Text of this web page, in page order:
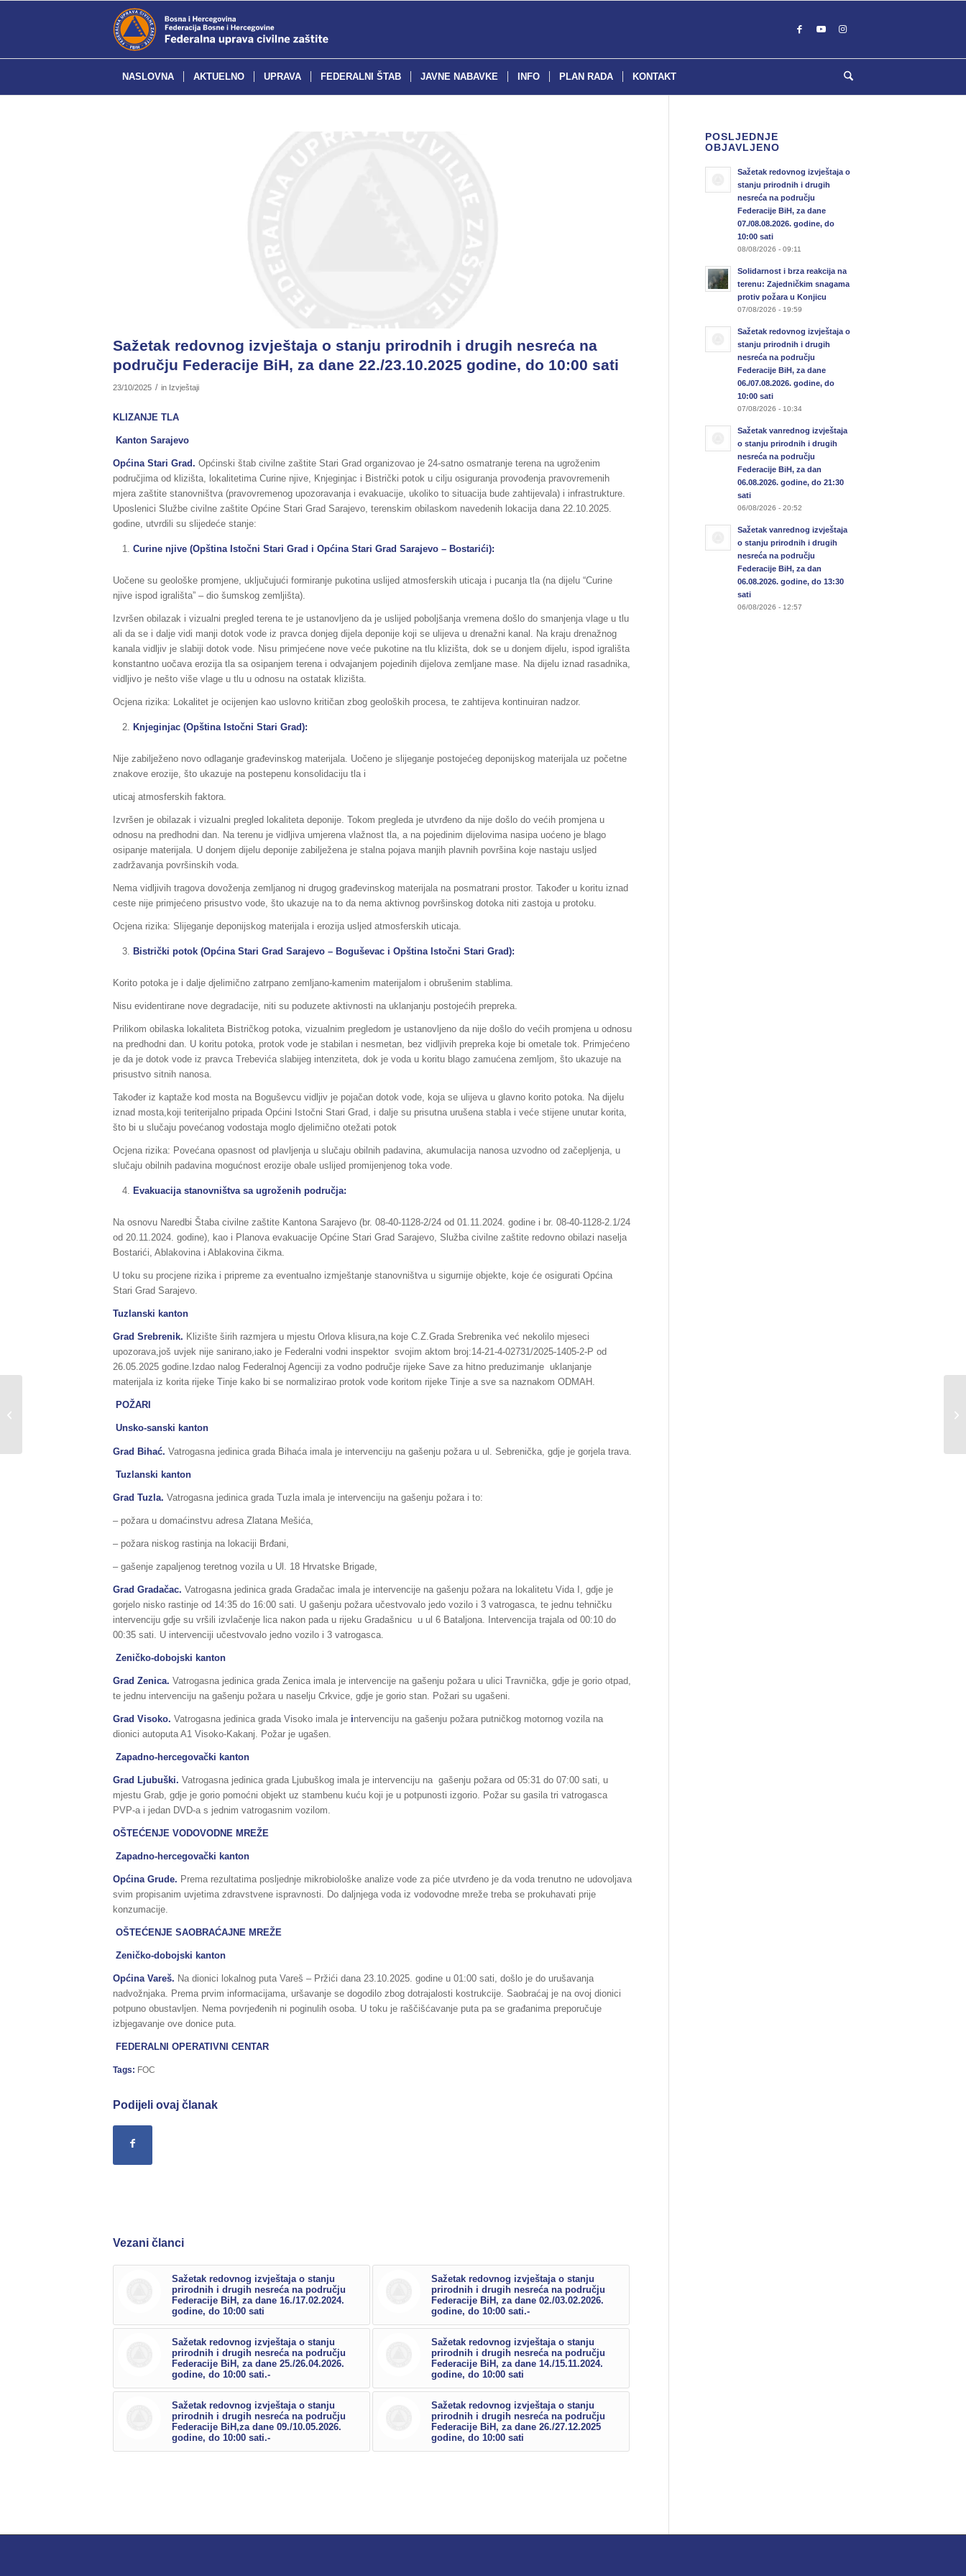
NASLOVNA AKTUELNO UPRAVA FEDERALNI ŠTAB JAVNE NABAVKE INFO PLAN RADA KONTAKT
Sažetak redovnog izvještaja o stanju prirodnih i drugih nesreća na
području Federacije BiH, za dane 22./23.10.2025 godine, do 10:00 sati
23/10/2025 / in Izvještaji
KLIZANJE TLA
Kanton Sarajevo
Općina Stari Grad. Općinski štab civilne zaštite Stari Grad organizovao je 24-satno osmatranje terena na ugroženim
područjima od klizišta, lokalitetima Curine njive, Knjeginjac i Bistrički potok u cilju osiguranja provođenja pravovremenih
mjera zaštite stanovništva (pravovremenog upozoravanja i evakuacije, ukoliko to situacija bude zahtijevala) i infrastrukture.
Uposlenici Službe civilne zaštite Općine Stari Grad Sarajevo, terenskim obilaskom navedenih lokacija dana 22.10.2025.
godine, utvrdili su slijedeće stanje:
Curine njive (Opština Istočni Stari Grad i Općina Stari Grad Sarajevo – Bostarići):
Uočene su geološke promjene, uključujući formiranje pukotina uslijed atmosferskih uticaja i pucanja tla (na dijelu “Curine
njive ispod igrališta” – dio šumskog zemljišta).
Izvršen obilazak i vizualni pregled terena te je ustanovljeno da je uslijed poboljšanja vremena došlo do smanjenja vlage u tlu
ali da se i dalje vidi manji dotok vode iz pravca donjeg dijela deponije koji se ulijeva u drenažni kanal. Na kraju drenažnog
kanala vidljiv je slabiji dotok vode. Nisu primjećene nove veće pukotine na tlu klizišta, dok se u donjem dijelu, ispod igrališta
konstantno uočava erozija tla sa osipanjem terena i odvajanjem pojedinih dijelova zemljane mase. Na dijelu iznad rasadnika,
vidljivo je nešto više vlage u tlu u odnosu na ostatak klizišta.
Ocjena rizika: Lokalitet je ocijenjen kao uslovno kritičan zbog geoloških procesa, te zahtijeva kontinuiran nadzor.
Knjeginjac (Opština Istočni Stari Grad):
Nije zabilježeno novo odlaganje građevinskog materijala. Uočeno je slijeganje postojećeg deponijskog materijala uz početne
znakove erozije, što ukazuje na postepenu konsolidaciju tla i
uticaj atmosferskih faktora.
Izvršen je obilazak i vizualni pregled lokaliteta deponije. Tokom pregleda je utvrđeno da nije došlo do većih promjena u
odnosu na predhodni dan. Na terenu je vidljiva umjerena vlažnost tla, a na pojedinim dijelovima nasipa uoćeno je blago
osipanje materijala. U donjem dijelu deponije zabilježena je stalna pojava manjih plavnih površina koje nastaju usljed
zadržavanja površinskih voda.
Nema vidljivih tragova dovoženja zemljanog ni drugog građevinskog materijala na posmatrani prostor. Također u koritu iznad
ceste nije primjećeno prisustvo vode, što ukazuje na to da nema aktivnog površinskog dotoka niti zastoja u protoku.
Ocjena rizika: Slijeganje deponijskog materijala i erozija usljed atmosferskih uticaja.
Bistrički potok (Općina Stari Grad Sarajevo – Boguševac i Opština Istočni Stari Grad):
Korito potoka je i dalje djelimično zatrpano zemljano-kamenim materijalom i obrušenim stablima.
Nisu evidentirane nove degradacije, niti su poduzete aktivnosti na uklanjanju postojećih prepreka.
Prilikom obilaska lokaliteta Bistričkog potoka, vizualnim pregledom je ustanovljeno da nije došlo do većih promjena u odnosu
na predhodni dan. U koritu potoka, protok vode je stabilan i nesmetan, bez vidljivih prepreka koje bi ometale tok. Primjećeno
je da je dotok vode iz pravca Trebevića slabijeg intenziteta, dok je voda u koritu blago zamućena zemljom, što ukazuje na
prisustvo sitnih nanosa.
Također iz kaptaže kod mosta na Boguševcu vidljiv je pojačan dotok vode, koja se ulijeva u glavno korito potoka. Na dijelu
iznad mosta,koji teriterijalno pripada Općini Istočni Stari Grad, i dalje su prisutna urušena stabla i veće stijene unutar korita,
što bi u slučaju povećanog vodostaja moglo djelimično otežati potok
Ocjena rizika: Povećana opasnost od plavljenja u slučaju obilnih padavina, akumulacija nanosa uzvodno od začepljenja, u
slučaju obilnih padavina mogućnost erozije obale uslijed promijenjenog toka vode.
Evakuacija stanovništva sa ugroženih područja:
Na osnovu Naredbi Štaba civilne zaštite Kantona Sarajevo (br. 08-40-1128-2/24 od 01.11.2024. godine i br. 08-40-1128-2.1/24
od 20.11.2024. godine), kao i Planova evakuacije Općine Stari Grad Sarajevo, Služba civilne zaštite redovno obilazi naselja
Bostarići, Ablakovina i Ablakovina čikma.
U toku su procjene rizika i pripreme za eventualno izmještanje stanovništva u sigurnije objekte, koje će osigurati Općina
Stari Grad Sarajevo.
Tuzlanski kanton
Grad Srebrenik. Klizište širih razmjera u mjestu Orlova klisura,na koje C.Z.Grada Srebrenika već nekolilo mjeseci
upozorava,još uvjek nije sanirano,iako je Federalni vodni inspektor svojim aktom broj:14-21-4-02731/2025-1405-2-P od
26.05.2025 godine.Izdao nalog Federalnoj Agenciji za vodno područje rijeke Save za hitno preduzimanje uklanjanje
materijala iz korita rijeke Tinje kako bi se normalizirao protok vode koritom rijeke Tinje a sve sa naznakom ODMAH.
POŽARI
Unsko-sanski kanton
Grad Bihać. Vatrogasna jedinica grada Bihaća imala je intervenciju na gašenju požara u ul. Sebrenička, gdje je gorjela trava.
Tuzlanski kanton
Grad Tuzla. Vatrogasna jedinica grada Tuzla imala je intervenciju na gašenju požara i to:
– požara u domaćinstvu adresa Zlatana Mešića,
– požara niskog rastinja na lokaciji Brđani,
– gašenje zapaljenog teretnog vozila u Ul. 18 Hrvatske Brigade,
Grad Gradačac. Vatrogasna jedinica grada Gradačac imala je intervencije na gašenju požara na lokalitetu Vida I, gdje je
gorjelo nisko rastinje od 14:35 do 16:00 sati. U gašenju požara učestvovalo jedo vozilo i 3 vatrogasca, te jednu tehničku
intervenciju gdje su vršili izvlačenje lica nakon pada u rijeku Gradašnicu u ul 6 Bataljona. Intervencija trajala od 00:10 do
00:35 sati. U intervenciji učestvovalo jedno vozilo i 3 vatrogasca.
Zeničko-dobojski kanton
Grad Zenica. Vatrogasna jedinica grada Zenica imala je intervencije na gašenju požara u ulici Travnička, gdje je gorio otpad,
te jednu intervenciju na gašenju požara u naselju Crkvice, gdje je gorio stan. Požari su ugašeni.
Grad Visoko. Vatrogasna jedinica grada Visoko imala je intervenciju na gašenju požara putničkog motornog vozila na
dionici autoputa A1 Visoko-Kakanj. Požar je ugašen.
Zapadno-hercegovački kanton
Grad Ljubuški. Vatrogasna jedinica grada Ljubuškog imala je intervenciju na gašenju požara od 05:31 do 07:00 sati, u
mjestu Grab, gdje je gorio pomoćni objekt uz stambenu kuću koji je u potpunosti izgorio. Požar su gasila tri vatrogasca
PVP-a i jedan DVD-a s jednim vatrogasnim vozilom.
OŠTEĆENJE VODOVODNE MREŽE
Zapadno-hercegovački kanton
Općina Grude. Prema rezultatima posljednje mikrobiološke analize vode za piće utvrđeno je da voda trenutno ne udovoljava
svim propisanim uvjetima zdravstvene ispravnosti. Do daljnjega voda iz vodovodne mreže treba se prokuhavati prije
konzumacije.
OŠTEĆENJE SAOBRAĆAJNE MREŽE
Zeničko-dobojski kanton
Općina Vareš. Na dionici lokalnog puta Vareš – Pržići dana 23.10.2025. godine u 01:00 sati, došlo je do urušavanja
nadvožnjaka. Prema prvim informacijama, uršavanje se dogodilo zbog dotrajalosti kostrukcije. Saobraćaj je na ovoj dionici
potpuno obustavljen. Nema povrjeđenih ni poginulih osoba. U toku je raščišćavanje puta pa se građanima preporučuje
izbjegavanje ove donice puta.
FEDERALNI OPERATIVNI CENTAR
Tags: FOC
Podijeli ovaj članak
Vezani članci
Sažetak redovnog izvještaja o stanju
prirodnih i drugih nesreća na području
Federacije BiH, za dane 16./17.02.2024.
godine, do 10:00 sati
Sažetak redovnog izvještaja o stanju
prirodnih i drugih nesreća na području
Federacije BiH, za dane 02./03.02.2026.
godine, do 10:00 sati.-
Sažetak redovnog izvještaja o stanju
prirodnih i drugih nesreća na području
Federacije BiH, za dane 25./26.04.2026.
godine, do 10:00 sati.-
Sažetak redovnog izvještaja o stanju
prirodnih i drugih nesreća na području
Federacije BiH, za dane 14./15.11.2024.
godine, do 10:00 sati
Sažetak redovnog izvještaja o stanju
prirodnih i drugih nesreća na području
Federacije BiH,za dane 09./10.05.2026.
godine, do 10:00 sati.-
Sažetak redovnog izvještaja o stanju
prirodnih i drugih nesreća na području
Federacije BiH, za dane 26./27.12.2025
godine, do 10:00 sati
POSLJEDNJE
OBJAVLJENO
Sažetak redovnog izvještaja o
stanju prirodnih i drugih
nesreća na području
Federacije BiH, za dane
07./08.08.2026. godine, do
10:00 sati
08/08/2026 - 09:11
Solidarnost i brza reakcija na
terenu: Zajedničkim snagama
protiv požara u Konjicu
07/08/2026 - 19:59
Sažetak redovnog izvještaja o
stanju prirodnih i drugih
nesreća na području
Federacije BiH, za dane
06./07.08.2026. godine, do
10:00 sati
07/08/2026 - 10:34
Sažetak vanrednog izvještaja
o stanju prirodnih i drugih
nesreća na području
Federacije BiH, za dan
06.08.2026. godine, do 21:30
sati
06/08/2026 - 20:52
Sažetak vanrednog izvještaja
o stanju prirodnih i drugih
nesreća na području
Federacije BiH, za dan
06.08.2026. godine, do 13:30
sati
06/08/2026 - 12:57